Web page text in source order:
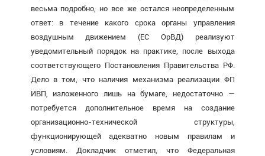
весьма подробно, но все же остался неопределенным
ответ: в течение какого срока органы управления
воздушным движением (ЕС ОрВД) реализуют
уведомительный порядок на практике, после выхода
соответствующего Постановления Правительства РФ.
Дело в том, что наличия механизма реализации ФП
ИВП, изложенного лишь на бумаге, недостаточно —
потребуется дополнительное время на создание
организационно-технической структуры,
функционирующей адекватно новым правилам и
условиям. Докладчик отметил, что Федеральная